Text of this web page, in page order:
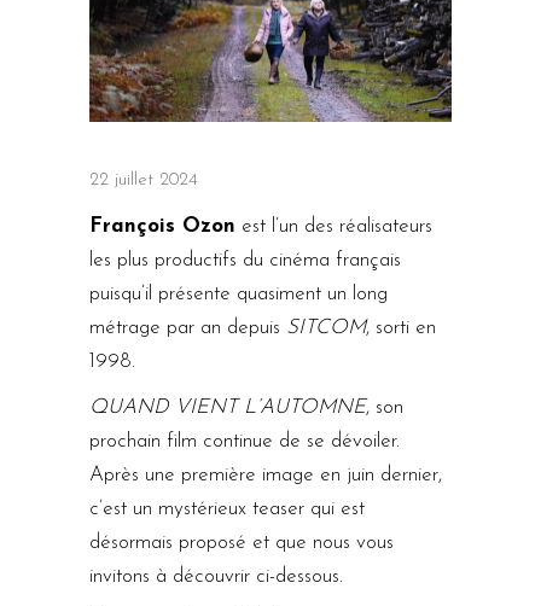
22 juillet 2024
François Ozon est l’un des réalisateurs
les plus productifs du cinéma français
puisqu’il présente quasiment un long
métrage par an depuis SITCOM, sorti en
1998.
QUAND VIENT L’AUTOMNE, son
prochain film continue de se dévoiler.
Après une première image en juin dernier,
c’est un mystérieux teaser qui est
désormais proposé et que nous vous
invitons à découvrir ci-dessous.